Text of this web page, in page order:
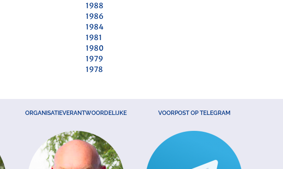
1988
1986
1984
1981
1980
1979
1978
ORGANISATIEVERANTWOORDELIJKE VOORPOST OP TELEGRAM